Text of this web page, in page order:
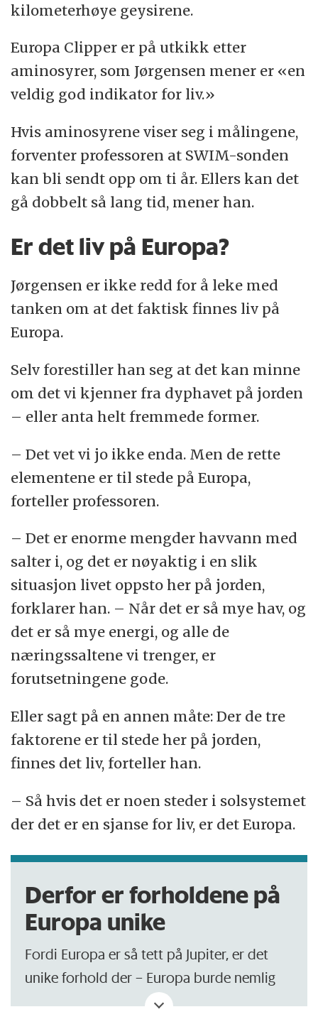
kilometerhøye geysirene.
Europa Clipper er på utkikk etter
aminosyrer, som Jørgensen mener er «en
veldig god indikator for liv.»
Hvis aminosyrene viser seg i målingene,
forventer professoren at SWIM-sonden
kan bli sendt opp om ti år. Ellers kan det
gå dobbelt så lang tid, mener han.
Er det liv på Europa?
Jørgensen er ikke redd for å leke med
tanken om at det faktisk finnes liv på
Europa.
Selv forestiller han seg at det kan minne
om det vi kjenner fra dyphavet på jorden
– eller anta helt fremmede former.
– Det vet vi jo ikke enda. Men de rette
elementene er til stede på Europa,
forteller professoren.
– Det er enorme mengder havvann med
salter i, og det er nøyaktig i en slik
situasjon livet oppsto her på jorden,
forklarer han. – Når det er så mye hav, og
det er så mye energi, og alle de
næringssaltene vi trenger, er
forutsetningene gode.
Eller sagt på en annen måte: Der de tre
faktorene er til stede her på jorden,
finnes det liv, forteller han.
– Så hvis det er noen steder i solsystemet
der det er en sjanse for liv, er det Europa.
Derfor er forholdene på
Europa unike
Fordi Europa er så tett på Jupiter, er det
unike forhold der – Europa burde nemlig
være frossen hele veien gjennom.